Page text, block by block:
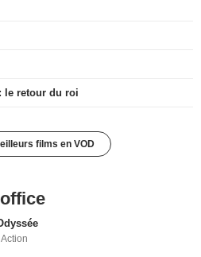
le retour du roi
films en VOD